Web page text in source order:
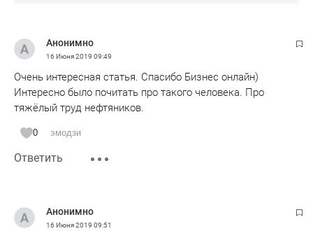
Анонимно
16 Июня 2019 09:49
Очень интересная статья. Спасибо Бизнес онлайн)
Интересно было почитать про такого человека. Про
тяжёлый труд нефтяников.
0 эмодзи
Ответить
Анонимно
16 Июня 2019 09:51